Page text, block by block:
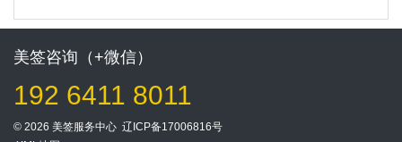
美签咨询（+微信）
192 6411 8011
© 2026 美签服务中心 辽ICP备17006816号